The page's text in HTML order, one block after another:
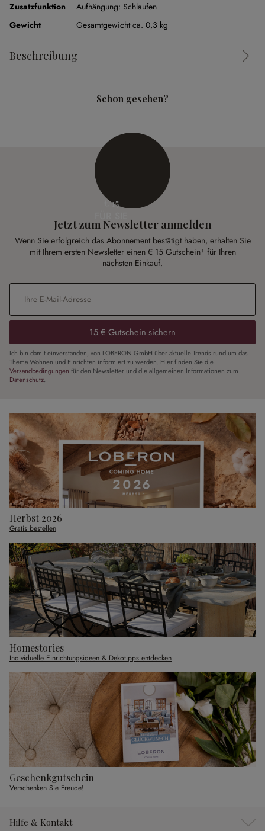
Zusatzfunktion
Aufhängung: Schlaufen
Gewicht
Gesamtgewicht ca. 0,3 kg
Beschreibung
Schon gesehen?
€ 15
Jetzt zum Newsletter anmelden
Wenn Sie erfolgreich das Abonnement bestätigt haben, erhalten Sie
mit Ihrem ersten Newsletter einen € 15 Gutschein¹ für Ihren
nächsten Einkauf.
E-Mail-Adresse
15 € Gutschein sichern
Ich bin damit einverstanden, von LOBERON GmbH über aktuelle Trends rund um das
Thema Wohnen und Einrichten informiert zu werden. Hier finden Sie die
Versandbedingungen für den Newsletter und die allgemeinen Informationen zum
Datenschutz.
Herbst 2026
Gratis bestellen
Homestories
Individuelle Einrichtungsideen & Dekotipps entdecken
Geschenkgutschein
Verschenken Sie Freude!
Hilfe & Kontakt